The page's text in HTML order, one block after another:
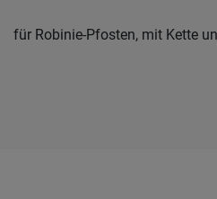
für Robinie-Pfosten, mit Kette